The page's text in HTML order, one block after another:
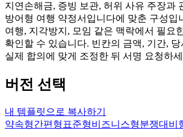
지연손해금, 증빙 보관, 허위 사유 주장과
방어형 여행 약정서입니다에 맞춘 구성입
여행, 지각방지, 모임 같은 맥락에서 필요
확인할 수 있습니다. 빈칸의 금액, 기간,
실제 합의에 맞게 조정한 뒤 서명 요청하
버전 선택
내 템플릿으로 복사하기
약속형간편형 표준형비즈니스형분쟁대비